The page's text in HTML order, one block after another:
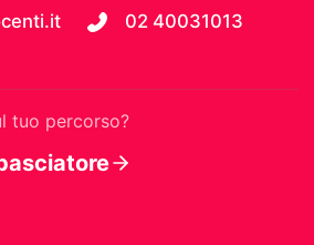
02 40031013
tuo percorso?